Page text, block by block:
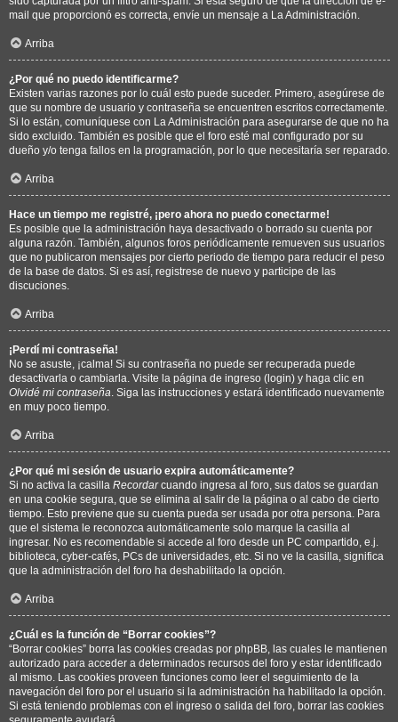
mail que proporcionó es correcta, envíe un mensaje a La Administración.
Arriba
¿Por qué no puedo identificarme?
Existen varias razones por lo cuál esto puede suceder. Primero, asegúrese de
que su nombre de usuario y contraseña se encuentren escritos correctamente.
Si lo están, comuníquese con La Administración para asegurarse de que no ha
sido excluido. También es posible que el foro esté mal configurado por su
dueño y/o tenga fallos en la programación, por lo que necesitaría ser reparado.
Arriba
Hace un tiempo me registré, ¡pero ahora no puedo conectarme!
Es posible que la administración haya desactivado o borrado su cuenta por
alguna razón. También, algunos foros periódicamente remueven sus usuarios
que no publicaron mensajes por cierto periodo de tiempo para reducir el peso
de la base de datos. Si es así, registrese de nuevo y participe de las
discuciones.
Arriba
¡Perdí mi contraseña!
No se asuste, ¡calma! Si su contraseña no puede ser recuperada puede
desactivarla o cambiarla. Visite la página de ingreso (login) y haga clic en
Olvidé mi contraseña . Siga las instrucciones y estará identificado nuevamente
en muy poco tiempo.
Arriba
¿Por qué mi sesión de usuario expira automáticamente?
Si no activa la casilla Recordarcuando ingresa al foro, sus datos se guardan
en una cookie segura, que se elimina al salir de la página o al cabo de cierto
tiempo. Esto previene que su cuenta pueda ser usada por otra persona. Para
que el sistema le reconozca automáticamente solo marque la casilla al
ingresar. No es recomendable si accede al foro desde un PC compartido, e.j.
biblioteca, cyber-cafés, PCs de universidades, etc. Si no ve la casilla, significa
que la administración del foro ha deshabilitado la opción.
Arriba
¿Cuál es la función de “Borrar cookies”?
“Borrar cookies” borra las cookies creadas por phpBB, las cuales le mantienen
autorizado para acceder a determinados recursos del foro y estar identificado
al mismo. Las cookies proveen funciones como leer el seguimiento de la
navegación del foro por el usuario si la administración ha habilitado la opción.
Si está teniendo problemas con el ingreso o salida del foro, borrar las cookies